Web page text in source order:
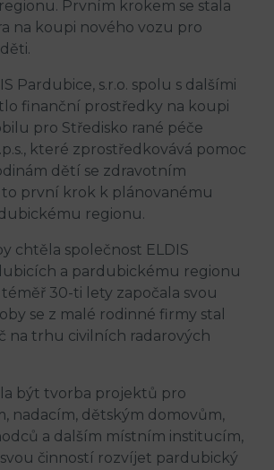
Prvním krokem se stala
na koupi nového vozu pro
Pardubice, s.r.o. spolu s dalšími
finanční prostředky na koupi
pro Středisko rané péče
které zprostředkovává pomoc
dětí se zdravotním
to první krok k plánovanému
regionu.
chtěla společnost ELDIS
a pardubickému regionu
30-ti lety započala svou
se z malé rodinné firmy stal
na trhu civilních radarových
být tvorba projektů pro
nadacím, dětským domovům,
a dalším místním institucím,
činností rozvíjet pardubický